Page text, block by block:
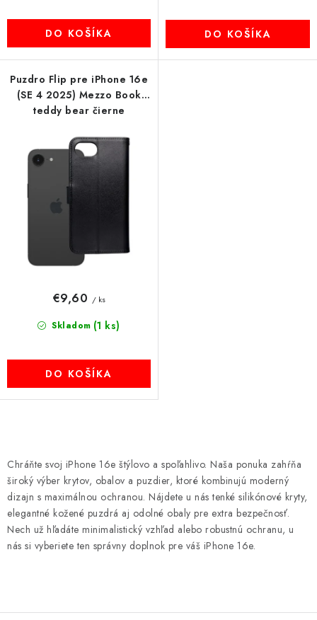
DO KOŠÍKA DO KOŠÍKA
Puzdro Flip pre iPhone 16e
(SE 4 2025) Mezzo Book
teddy bear čierne
Skladom (1 ks)
€9,60 / ks
DO KOŠÍKA
v
l
á
d
a
c
p
Chráňte svoj iPhone 16e štýlovo a spoľahlivo. Naša ponuka zahŕňa
široký výber krytov, obalov a puzdier, ktoré kombinujú moderný
dizajn s maximálnou ochranou. Nájdete u nás tenké silikónové kryty,
elegantné kožené puzdrá aj odolné obaly pre extra bezpečnosť.
Nech už hľadáte minimalistický vzhľad alebo robustnú ochranu, u
nás si vyberiete ten správny doplnok pre váš iPhone 16e.